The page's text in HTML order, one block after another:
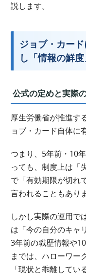
説します。
ジョブ・カー
し「情報の鮮
公式の定めと実際
厚生労働省が推進す
ョブ・カード自体に
つまり、5年前・10
っても、制度上は「
で「有効期限が切れ
言われることもあり
しかし実際の運用で
は「今の自分のキャ
3年前の職歴情報や
までは、ハローワー
「現状と乖離して